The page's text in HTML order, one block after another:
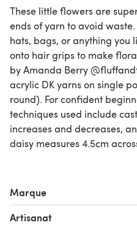
These little flowers are
ends of yarn to avoid
hats, bags, or anything you
onto hair grips to make
by Amanda Berry
acrylic DK yarns on single
round). For confident
techniques used include
increases and decreases,
daisy measures 4.5cm
Marque
Artisanat